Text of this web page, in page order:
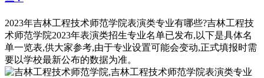
2023年吉林工程技术师范学院表演类专业有哪些?吉林工程技
术师范学院2023年表演类招生专业名单已发布,以下是具体名
单一览表,供大家参考,由于专业设置可能会变动,正式填报时需
要以学校最新公布的数据为准。